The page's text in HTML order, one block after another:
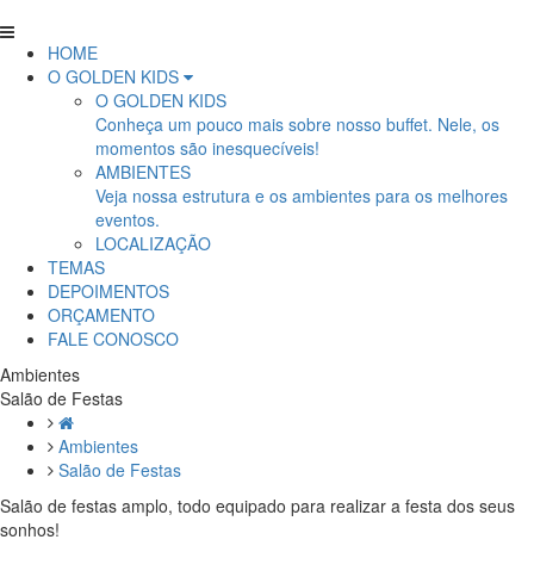
HOME
O GOLDEN KIDS
O GOLDEN KIDS
Conheça um pouco mais sobre nosso buffet. Nele, os
momentos são inesquecíveis!
AMBIENTES
Veja nossa estrutura e os ambientes para os melhores
eventos.
LOCALIZAÇÃO
TEMAS
DEPOIMENTOS
ORÇAMENTO
FALE CONOSCO
Ambientes
Salão de Festas
Ambientes
Salão de Festas
Salão de festas amplo, todo equipado para realizar a festa dos seus
sonhos!